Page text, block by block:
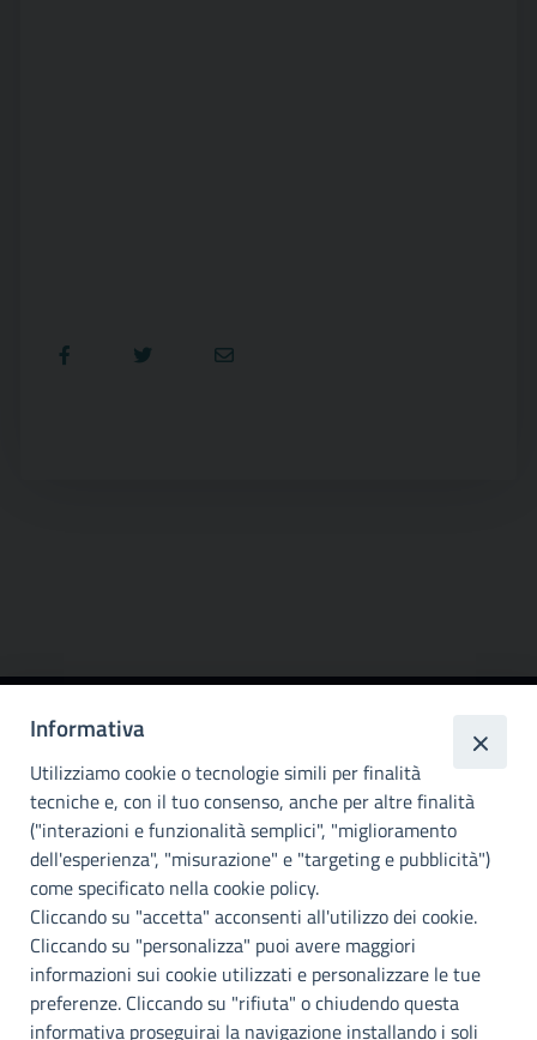
Città
metropolitana di
Palermo
INFO E CONTATTI
I nostri canali social
Accessibilità
Città Metropolitana di Palermo si impegna a rendere il proprio sito
web accessibile, conformemente al D.lgs. 10 agosto 2018, n°106
Informativa
Utilizziamo cookie o tecnologie simili per finalità
tecniche e, con il tuo consenso, anche per altre finalità
("interazioni e funzionalità semplici", "miglioramento
dell'esperienza", "misurazione" e "targeting e pubblicità")
come specificato nella cookie policy.
Cliccando su "accetta" acconsenti all'utilizzo dei cookie.
Cliccando su "personalizza" puoi avere maggiori
informazioni sui cookie utilizzati e personalizzare le tue
preferenze. Cliccando su "rifiuta" o chiudendo questa
informativa proseguirai la navigazione installando i soli